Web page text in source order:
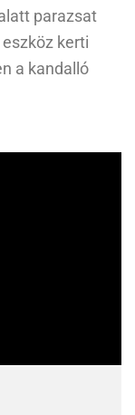
parazsat
kerti
a kandalló